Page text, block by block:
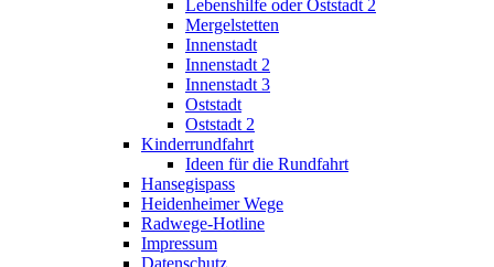
Lebenshilfe oder Oststadt 2
Mergelstetten
Innenstadt
Innenstadt 2
Innenstadt 3
Oststadt
Oststadt 2
Kinderrundfahrt
Ideen für die Rundfahrt
Hansegispass
Heidenheimer Wege
Radwege-Hotline
Impressum
Datenschutz